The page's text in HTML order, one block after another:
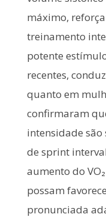
máximo,
treinamento
potente
recentes,
quanto em
confirmaram
intensidade
de sprint
aumento do
possam
pronunciada